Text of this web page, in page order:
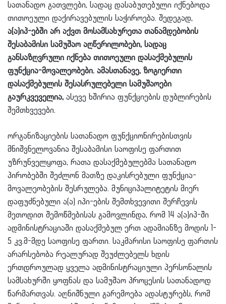
სათანადო გათვლები, სადაც დასაბუთებული იქნებოდა
თითოეული დაქირავებულის საჭიროება. შედეგად,
ა(ა)იპ-ებში არ აქვთ მოსამსახურეთა თანამდებობის
შესაბამისი სამუშაო აღწერილობები, სადაც
განსაზღვრული იქნება თითოეული დასაქმებულის
ფუნქცია-მოვალეობები. ამასთანავე, ზოგიერთი
დასაქმებულის შესასრულებელი სამუშაოები
გაურკვეველია, ასევე ხშირია ფუნქციების დუბლირების
შემთხვევები.
ორგანიზაციების სათანადო ფუნქციონირებისთვის
მნიშვნელოვანია შესაბამისი საოფისე ფართით
უზრუნველყოფა, რათა დასაქმებულებმა სათანადო
პირობებში შეძლონ მათზე დაკისრებული ფუნქცია-
მოვალეობების შესრულება. მუნიციპალიტეტის მიერ
დაფუძნებული ა(ა) იპი-ების შემთხვევითი შერჩევის
მეთოდით შემოწმებისას გამოვლინდა, რომ 14 ა(ა)იპ-ში
ადმინისტრაციაში დასაქმებულ ერთ ადამიანზე მოდის 1-
5 კვ.მ-მდე საოფისე ფართი. საკმარისი საოფისე ფართის
არარსებობა რეალურად შეუძლებელს ხდის
ერთდროულად ყველა ადმინისტრაციული პერსონალის
სამსახურში ყოფნას და სამუშაო პროცესის სათანადოდ
წარმართვას. აღნიშნული გარემოება ადასტურებს, რომ